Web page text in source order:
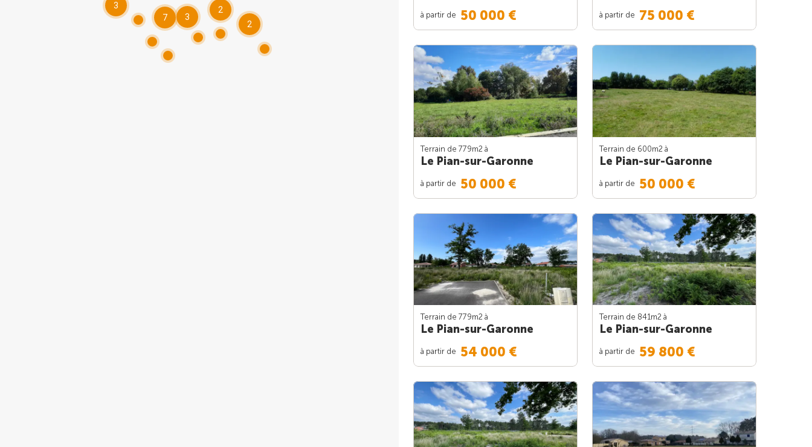
7 3
2
3 2 à partir de 50 000 € à partir de 75 000 €
Terrain de 779m2 à
Le Pian-sur-Garonne
à partir de 50 000 €
Terrain de 600m2 à
Le Pian-sur-Garonne
à partir de 50 000 €
Terrain de 779m2 à
Le Pian-sur-Garonne
à partir de 54 000 €
Terrain de 841m2 à
Le Pian-sur-Garonne
à partir de 59 800 €